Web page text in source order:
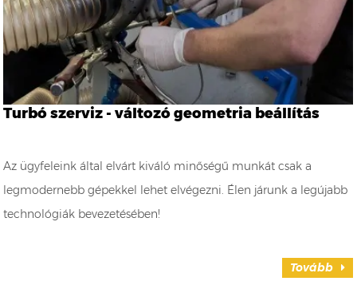
Turbó szerviz - változó geometria beállítás
Az ügyfeleink által elvárt kiváló minőségű munkát csak a
legmodernebb gépekkel lehet elvégezni. Élen járunk a legújabb
technológiák bevezetésében!
Tovább